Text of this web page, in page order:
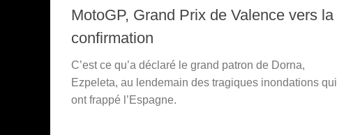
MotoGP, Grand Prix de Valence vers la
confirmation
C’est ce qu’a déclaré le grand patron de Dorna,
Ezpeleta, au lendemain des tragiques inondations qui
ont frappé l’Espagne.